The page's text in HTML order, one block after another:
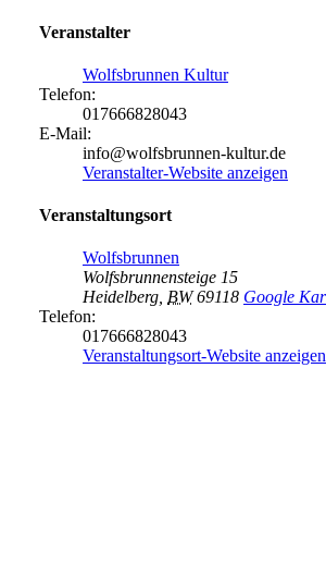
Veranstalter
Wolfsbrunnen Kultur
Telefon:
017666828043
E-Mail:
info@wolfsbrunnen-kultur.de
Veranstalter-Website anzeigen
Veranstaltungsort
Wolfsbrunnen
Wolfsbrunnensteige 15
Heidelberg, BW 69118 Google
Telefon:
017666828043
Veranstaltungsort-Website anzeigen